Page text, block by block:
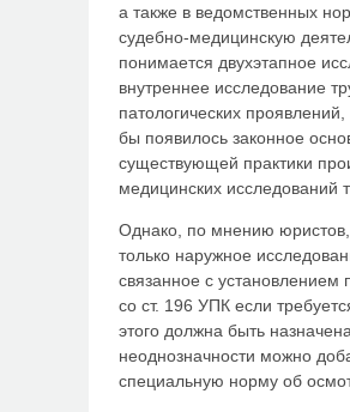
а также в ведомственных
судебно-медицинскую
понимается двухэтапное
внутреннее исследование
патологических
бы появилось законное
существующей практики
медицинских исследований
Однако, по мнению юристов,
только наружное
связанное с установлением
со ст. 196 УПК если
этого должна быть
неоднозначности можно
специальную норму об